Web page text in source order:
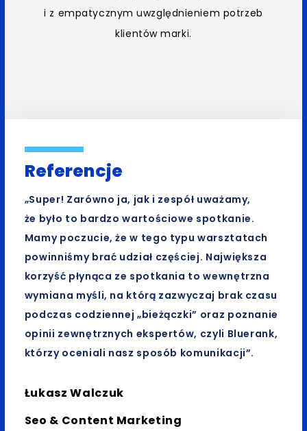
i z empatycznym uwzględnieniem potrzeb
klientów marki.
Referencje
„Super! Zarówno ja, jak i zespół uważamy,
że było to bardzo wartościowe spotkanie.
Mamy poczucie, że w tego typu warsztatach
powinniśmy brać udział częściej. Największa
korzyść płynąca ze spotkania to wewnętrzna
wymiana myśli, na którą zazwyczaj brak czasu
podczas codziennej „bieżączki” oraz poznanie
opinii zewnętrznych ekspertów, czyli Bluerank,
którzy oceniali nasz sposób komunikacji”.
Łukasz Walczuk
Seo & Content Marketing